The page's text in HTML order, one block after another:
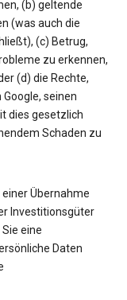
(b) geltende
(was auch die
(c) Betrug,
zu erkennen,
(d) die Rechte,
seinen
dies gesetzlich
Schaden zu
Übernahme
Investitionsgüter
eine
Daten